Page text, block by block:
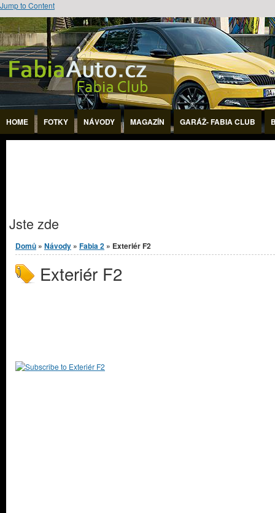
Jump to Content
HOME FOTKY NÁVODY MAGAZÍN GARÁŽ- FABIA CLUB
Jste zde
Domů » Návody » Fabia 2 » Exteriér F2
Exteriér F2